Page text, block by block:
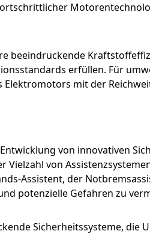
beeindruckende
erfüllen. Für
Elektromotors mit der
von innovativen
Vielzahl von
Assistent, der
potenzielle Gefahren zu
Sicherheitssysteme,